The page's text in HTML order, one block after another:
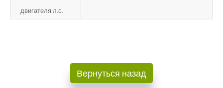
двигателя л.с.
Вернуться назад